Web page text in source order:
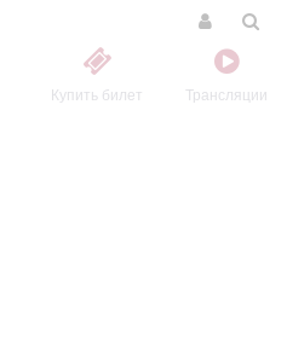
Купить билет Трансляции